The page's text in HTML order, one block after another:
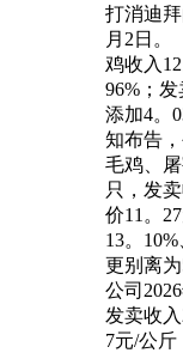
打消迪
月2日。
鸡收入
96%；
添加4。
知布告
毛鸡、
只，发
价11。
13。
更别离为
公司
发卖收
7元/公斤